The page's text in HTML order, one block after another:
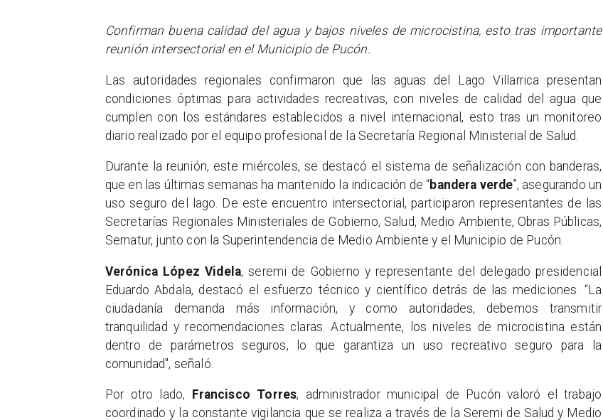
Confirman buena calidad del agua y bajos niveles de microcistina, esto tras importante
reunión intersectorial en el Municipio de Pucón.
Las autoridades regionales confirmaron que las aguas del Lago Villarrica presentan
condiciones óptimas para actividades recreativas, con niveles de calidad del agua que
cumplen con los estándares establecidos a nivel internacional, esto tras un monitoreo
diario realizado por el equipo profesional de la Secretaría Regional Ministerial de Salud.
Durante la reunión, este miércoles, se destacó el sistema de señalización con banderas,
que en las últimas semanas ha mantenido la indicación de “bandera verde”, asegurando un
uso seguro del lago. De este encuentro intersectorial, participaron representantes de las
Secretarías Regionales Ministeriales de Gobierno, Salud, Medio Ambiente, Obras Públicas,
Sernatur, junto con la Superintendencia de Medio Ambiente y el Municipio de Pucón.
Verónica López Videla, seremi de Gobierno y representante del delegado presidencial
Eduardo Abdala, destacó el esfuerzo técnico y científico detrás de las mediciones. “La
ciudadanía demanda más información, y como autoridades, debemos transmitir
tranquilidad y recomendaciones claras. Actualmente, los niveles de microcistina están
dentro de parámetros seguros, lo que garantiza un uso recreativo seguro para la
comunidad", señaló.
Por otro lado, Francisco Torres, administrador municipal de Pucón valoró el trabajo
coordinado y la constante vigilancia que se realiza a través de la Seremi de Salud y Medio